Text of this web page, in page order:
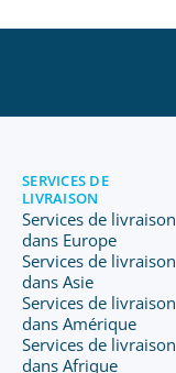
SERVICES DE
LIVRAISON
Services de livraison
dans Europe
Services de livraison
dans Asie
Services de livraison
dans Amérique
Services de livraison
dans Afrique